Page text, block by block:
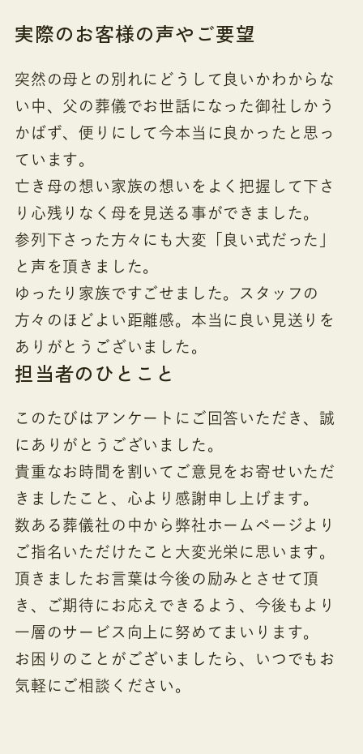
実際のお客様の声やご要望
突然の母との別れにどうして良いかわからな
い中、父の葬儀でお世話になった御社しかう
かばず、便りにして今本当に良かったと思っ
ています。
亡き母の想い家族の想いをよく把握して下さ
り心残りなく母を見送る事ができました。
参列下さった方々にも大変「良い式だった」
と声を頂きました。
ゆったり家族ですごせました。スタッフの
方々のほどよい距離感。本当に良い見送りを
ありがとうございました。
担当者のひとこと
このたびはアンケートにご回答いただき、誠
にありがとうございました。
貴重なお時間を割いてご意見をお寄せいただ
きましたこと、心より感謝申し上げます。
数ある葬儀社の中から弊社ホームページより
ご指名いただけたこと大変光栄に思います。
頂きましたお言葉は今後の励みとさせて頂
き、ご期待にお応えできるよう、今後もより
一層のサービス向上に努めてまいります。
お困りのことがございましたら、いつでもお
気軽にご相談ください。